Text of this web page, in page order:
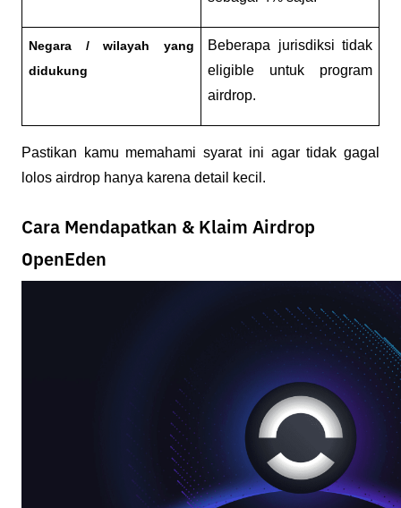
Negara / wilayah yang
didukung
Beberapa jurisdiksi tidak
eligible untuk program
airdrop.
Pastikan kamu memahami syarat ini agar tidak gagal
lolos airdrop hanya karena detail kecil.
Cara Mendapatkan & Klaim Airdrop
OpenEden